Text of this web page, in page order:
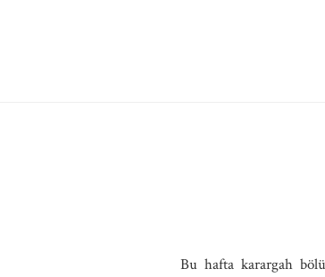
Bu hafta karargah